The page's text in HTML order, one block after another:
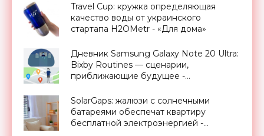
Travel Cup: кружка определяющая
качество воды от украинского
стартапа H2OMetr - «Для дома»
Дневник Samsung Galaxy Note 20 Ultra:
Bixby Routines — сценарии,
приближающие будущее -
SolarGaps: жалюзи с солнечными
батареями обеспечат квартиру
бесплатной электроэнергией -